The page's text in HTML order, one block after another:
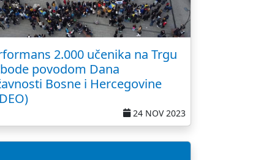
2.000 učenika na Trgu
povodom Dana
Bosne i Hercegovine
24 NOV 2023